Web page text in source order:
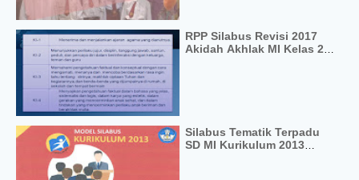
RPP Silabus Revisi 2017
Akidah Akhlak MI Kelas 2
Silabus Tematik Terpadu
SD MI Kurikulum 2013